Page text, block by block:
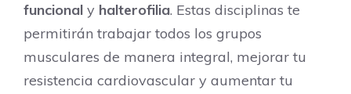
funcional y halterofilia. Estas disciplinas te
permitirán trabajar todos los grupos
musculares de manera integral, mejorar tu
resistencia cardiovascular y aumentar tu